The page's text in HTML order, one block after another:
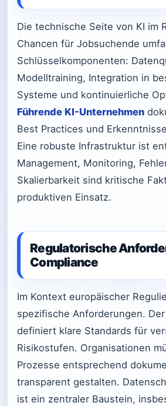
Die technische Seite von KI im
Chancen für Jobsuchende
Schlüsselkomponenten:
Modelltraining, Integration in
Systeme und kontinuierliche
Führende KI-Unternehmen
Best Practices und
Eine robuste Infrastruktur ist
Management, Monitoring,
Skalierbarkeit sind kritische
produktiven Einsatz.
Regulatorische
Compliance
Im Kontext europäischer
spezifische Anforderungen. Der
definiert klare Standards für
Risikostufen. Organisationen
Prozesse entsprechend
transparent gestalten.
ist ein zentraler Baustein,